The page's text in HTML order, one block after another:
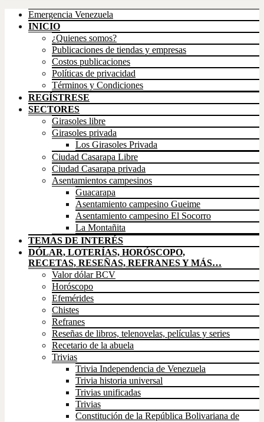
Emergencia Venezuela
INICIO
¿Quienes somos?
Publicaciones de tiendas y empresas
Costos publicaciones
Políticas de privacidad
Términos y Condiciones
REGÍSTRESE
SECTORES
Girasoles libre
Girasoles privada
Los Girasoles Privada
Ciudad Casarapa Libre
Ciudad Casarapa privada
Asentamientos campesinos
Guacarapa
Asentamiento campesino Gueime
Asentamiento campesino El Socorro
La Montañita
TEMAS DE INTERÉS
DÓLAR, LOTERÍAS, HORÓSCOPO,
RECETAS, RESEÑAS, REFRANES Y MÁS…
Valor dólar BCV
Horóscopo
Efemérides
Chistes
Refranes
Reseñas de libros, telenovelas, películas y series
Recetario de la abuela
Trivias
Trivia Independencia de Venezuela
Trivia historia universal
Trivias unificadas
Trivias
Constitución de la República Bolivariana de